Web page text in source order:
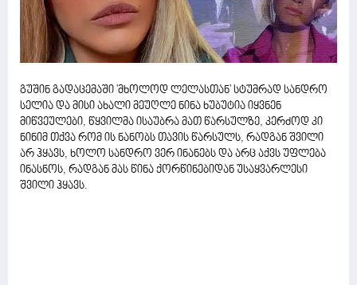
გუშინ გადაცემაში 'მხოლოდ ლელასთან' სტუმრად სანდრო
სელია და მისი ახალი მეუღლე ნინა ხუბუტია იყვნენ
მიწვეულები, წყვილმა ისაუბრა მათ წარსულზე, კერძოდ კი
ნინიმ თქვა რომ ის ნანობს თავის წარსულს, რადგან შვილი
არ ჰყავს, ხოლო სანდრო ვერ ინანებს და არც აქვს უფლება
ინასნოს, რადგან მას წინა ქორწინებიდან უსაყვარლესი
შვილი ჰყავს.